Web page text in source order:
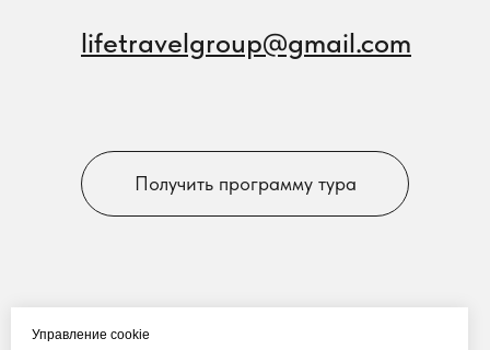
lifetravelgroup@gmail.com
Получить программу тура
Управление cookie